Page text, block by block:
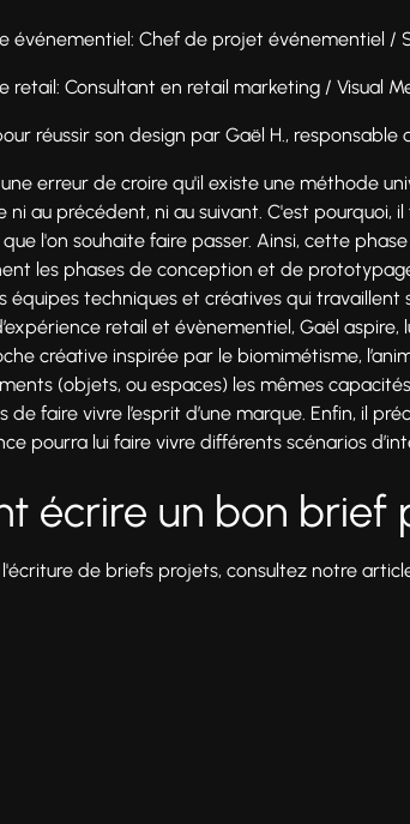
événementiel: Chef de projet événementiel /
retail: Consultant en retail marketing / Visual
réussir son design par Gaël H., responsable
erreur de croire qu'il existe une méthode
ni au précédent, ni au suivant. C'est pourquoi,
l'on souhaite faire passer. Ainsi, cette
les phases de conception et de
équipes techniques et créatives qui
retail et évènementiel, Gaël aspire,
créative inspirée par le biomimétisme,
(objets, ou espaces) les mêmes
de faire vivre l’esprit d’une marque. Enfin, il
pourra lui faire vivre différents scénarios
écrire un bon brief
de briefs projets, consultez notre